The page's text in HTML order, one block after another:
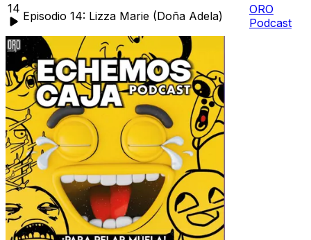
14
Episodio 14: Lizza Marie (Doña Adela)
ORO
Podcast